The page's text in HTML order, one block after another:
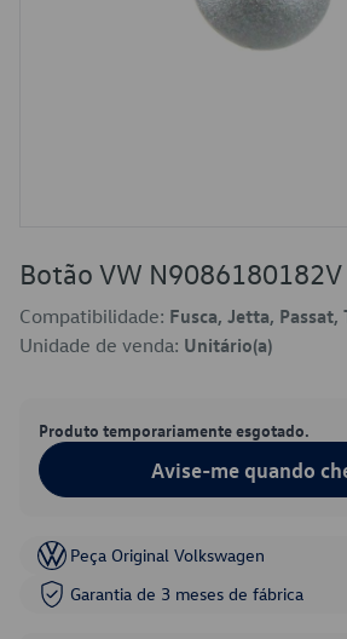
Botão VW N9086180182V
Compatibilidade: Fusca, Jetta, Passat,
Unidade de venda: Unitário(a)
Produto temporariamente esgotado.
Avise-me quando
Peça Original Volkswagen
Garantia de 3 meses de fábrica